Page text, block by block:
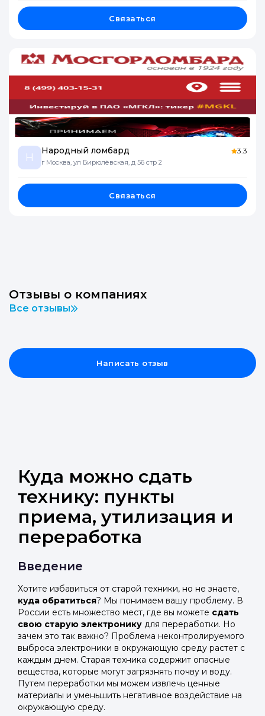
Связаться
Н
Народный ломбард
г Москва, ул Бирюлёвская, д 56 стр 2
3.3
Связаться
Отзывы о компаниях
Все отзывы
Написать отзыв
Куда можно сдать
технику: пункты
приема, утилизация и
переработка
Введение
Хотите избавиться от старой техники, но не знаете,
куда обратиться? Мы понимаем вашу проблему. В
России есть множество мест, где вы можете сдать
свою старую электронику для переработки. Но
зачем это так важно? Проблема неконтролируемого
выброса электроники в окружающую среду растет с
каждым днем. Старая техника содержит опасные
вещества, которые могут загрязнять почву и воду.
Путем переработки мы можем извлечь ценные
материалы и уменьшить негативное воздействие на
окружающую среду.